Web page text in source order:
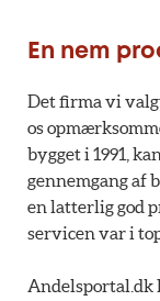
En nem
Det firma vi
os
bygget i 1991,
gennemgang af
en latterlig god
servicen var i
Andelsportal.dk